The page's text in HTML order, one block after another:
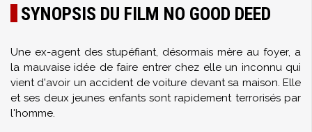
SYNOPSIS DU FILM NO GOOD DEED
Une ex-agent des stupéfiant, désormais mère au foyer, a
la mauvaise idée de faire entrer chez elle un inconnu qui
vient d'avoir un accident de voiture devant sa maison. Elle
et ses deux jeunes enfants sont rapidement terrorisés par
l'homme.